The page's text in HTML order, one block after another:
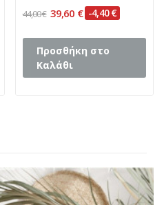
44,00 € 39,60 € -4,40 €
Προσθήκη στο
Καλάθι